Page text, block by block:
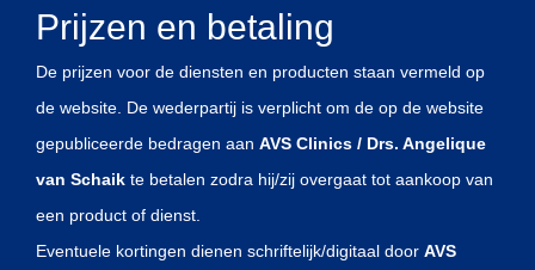
Prijzen en betaling
De prijzen voor de diensten en producten staan vermeld op
de website. De wederpartij is verplicht om de op de website
gepubliceerde bedragen aan AVS Clinics / Drs. Angelique
van Schaik te betalen zodra hij/zij overgaat tot aankoop van
een product of dienst.
Eventuele kortingen dienen schriftelijk/digitaal door AVS